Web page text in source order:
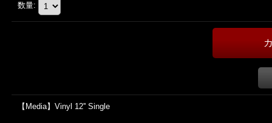
数量:
【Media】Vinyl 12'' Single